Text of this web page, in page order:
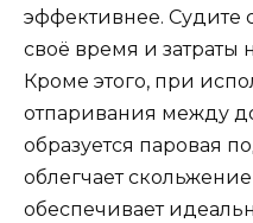
эффективнее. Судите
своё время и затраты
Кроме этого, при
отпаривания между
образуется паровая
облегчает
обеспечивает